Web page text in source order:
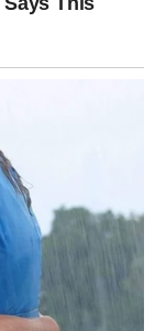
je da je njegov